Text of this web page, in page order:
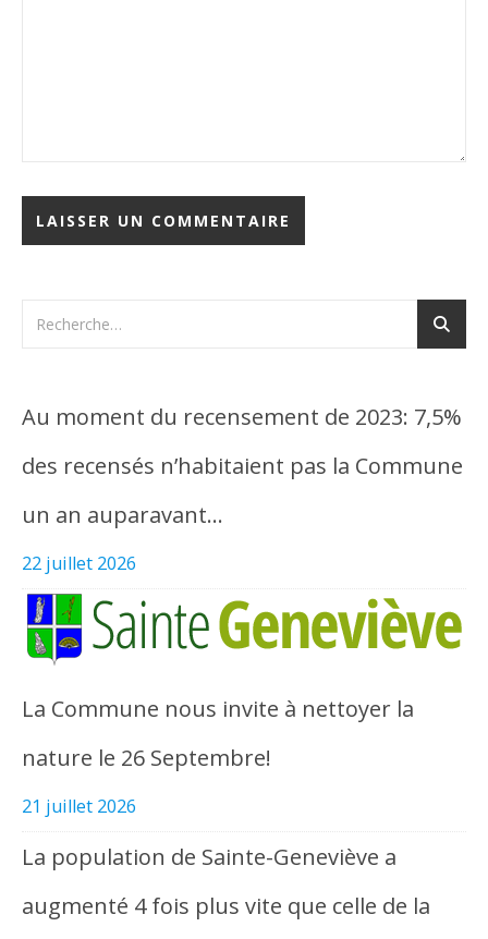
Au moment du recensement de 2023: 7,5%
des recensés n’habitaient pas la Commune
un an auparavant…
22 juillet 2026
La Commune nous invite à nettoyer la
nature le 26 Septembre!
21 juillet 2026
La population de Sainte-Geneviève a
augmenté 4 fois plus vite que celle de la